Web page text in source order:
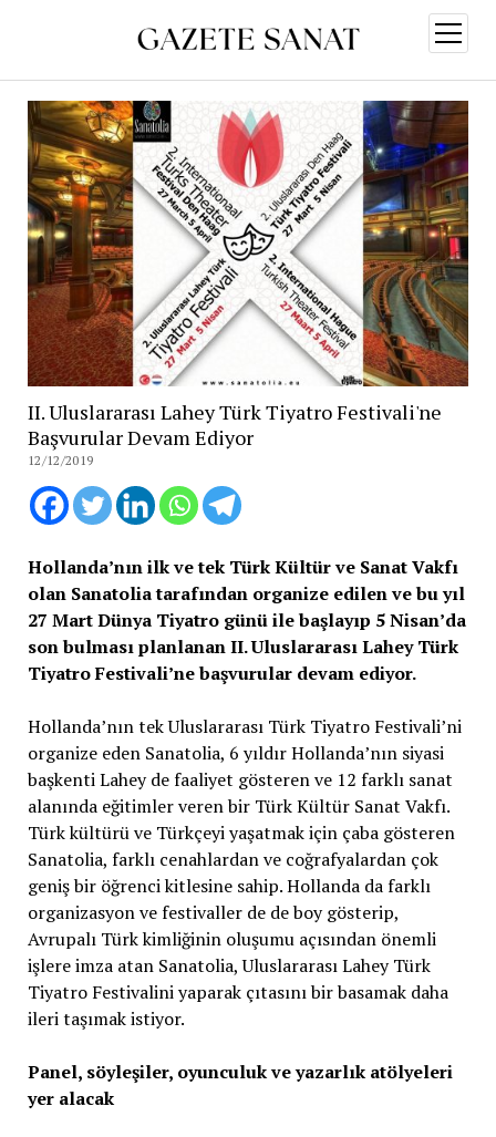
aç
II. Uluslararası Lahey Türk Tiyatro Festivali'ne
Başvurular Devam Ediyor
12/12/2019
Hollanda’nın ilk ve tek Türk Kültür ve Sanat Vakfı
olan Sanatolia tarafından organize edilen ve bu yıl
27 Mart Dünya Tiyatro günü ile başlayıp 5 Nisan’da
son bulması planlanan II. Uluslararası Lahey Türk
Tiyatro Festivali’ne başvurular devam ediyor.
Hollanda’nın tek Uluslararası Türk Tiyatro Festivali’ni
organize eden Sanatolia, 6 yıldır Hollanda’nın siyasi
başkenti Lahey de faaliyet gösteren ve 12 farklı sanat
alanında eğitimler veren bir Türk Kültür Sanat Vakfı.
Türk kültürü ve Türkçeyi yaşatmak için çaba gösteren
Sanatolia, farklı cenahlardan ve coğrafyalardan çok
geniş bir öğrenci kitlesine sahip. Hollanda da farklı
organizasyon ve festivaller de de boy gösterip,
Avrupalı Türk kimliğinin oluşumu açısından önemli
işlere imza atan Sanatolia, Uluslararası Lahey Türk
Tiyatro Festivalini yaparak çıtasını bir basamak daha
ileri taşımak istiyor.
Panel, söyleşiler, oyunculuk ve yazarlık atölyeleri
yer alacak